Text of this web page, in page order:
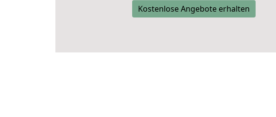
Kostenlose Angebote erhalten